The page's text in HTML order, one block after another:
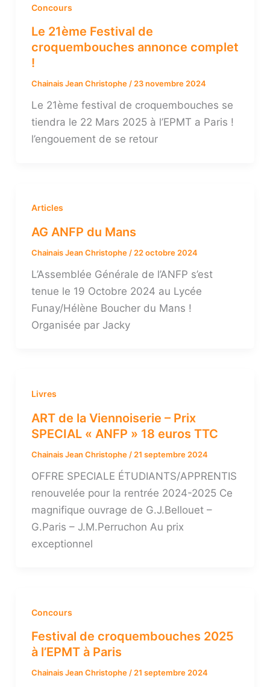
Concours
Le 21ème Festival de
croquembouches annonce complet
!
Chainais Jean Christophe/23 novembre 2024
Le 21ème festival de croquembouches se
tiendra le 22 Mars 2025 à l’EPMT a Paris !
l’engouement de se retour
Articles
AG ANFP du Mans
Chainais Jean Christophe / 22 octobre 2024
L’Assemblée Générale de l’ANFP s’est
tenue le 19 Octobre 2024 au Lycée
Funay/Hélène Boucher du Mans !
Organisée par Jacky
Livres
ART de la Viennoiserie – Prix
SPECIAL « ANFP » 18 euros TTC
Chainais Jean Christophe / 21 septembre 2024
OFFRE SPECIALE ÉTUDIANTS/APPRENTIS
renouvelée pour la rentrée 2024-2025 Ce
magnifique ouvrage de G.J.Bellouet –
G.Paris – J.M.Perruchon Au prix
exceptionnel
Concours
Festival de croquembouches 2025
à l’EPMT à Paris
Chainais Jean Christophe / 21 septembre 2024